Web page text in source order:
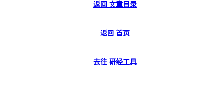
返回 文章目录
返回 首页
去往 研经工具